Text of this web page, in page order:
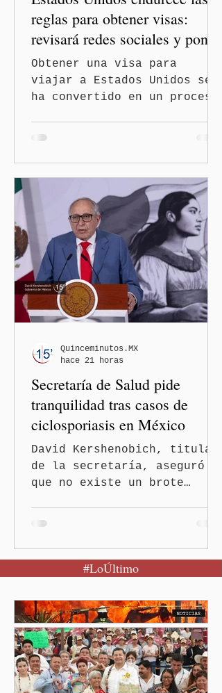
reglas para obtener visas:
revisará redes sociales y pone
freno al Turismo de
Nacimiento
Obtener una visa para
viajar a Estados Unidos se
ha convertido en un proceso
Estado amplió la revisión
de la presencia digital de
los solicitantes, mientras
Washington busca cerrar el
paso al llamado “turismo de
nacimiento” y reforzar los
controles migratorios.
Secretaría de Salud pide
tranquilidad tras casos de
ciclosporiasis en México
David Kershenobich, titular
de la secretaría, aseguró
que no existe un brote
secretario de Salud
federal, David Kershenobich
exista un brote activo de
ciclosporiasis en México,
luego del incremento de
casos registrado en Estados
Unidos. Durante la
conferencia matutina en
Quinceminutos.MX
hace 21 horas
#LoÚltimo